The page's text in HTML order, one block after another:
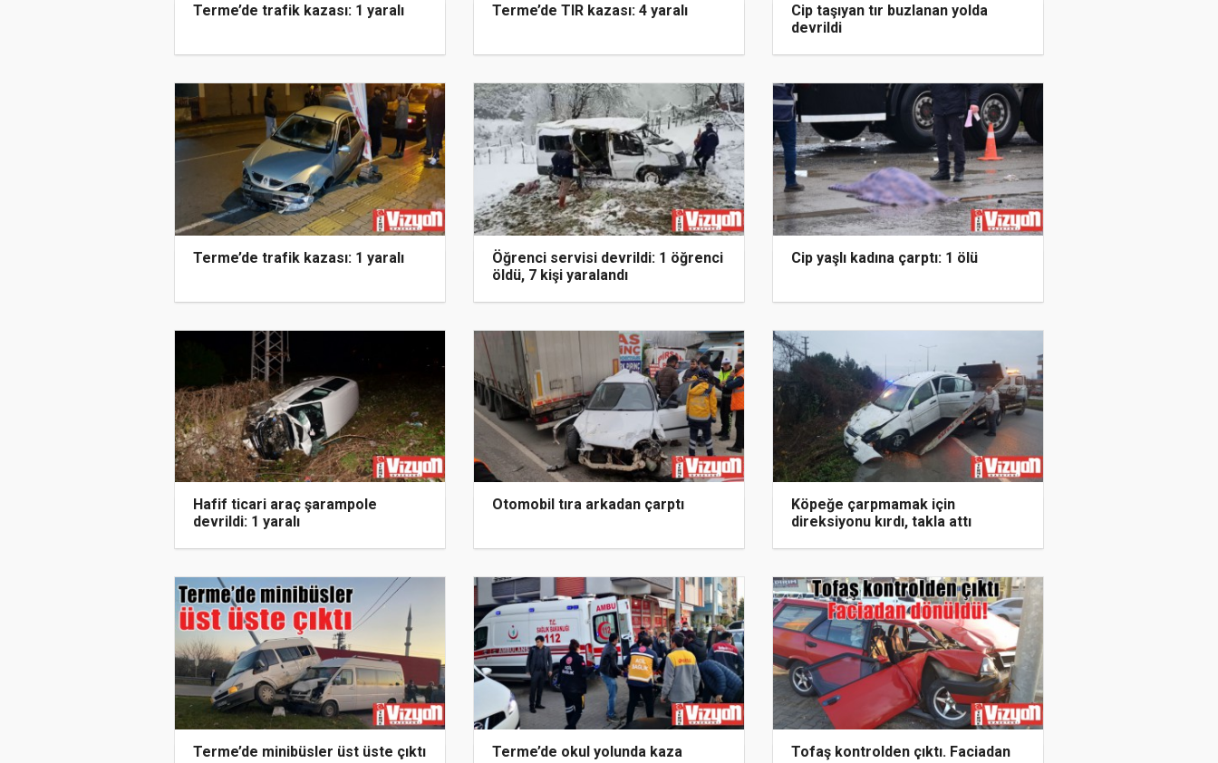
Terme’de trafik kazası: 1 yaralı Terme’de TIR kazası: 4 yaralı
Cip taşıyan tır buzlanan yolda
devrildi
Terme’de trafik kazası: 1 yaralı
Öğrenci servisi devrildi: 1 öğrenci
öldü, 7 kişi yaralandı
Cip yaşlı kadına çarptı: 1 ölü
Hafif ticari araç şarampole
devrildi: 1 yaralı
Otomobil tıra arkadan çarptı
Köpeğe çarpmamak için
direksiyonu kırdı, takla attı
Terme’de minibüsler üst üste çıktı Terme’de okul yolunda kaza
Tofaş kontrolden çıktı. Faciadan